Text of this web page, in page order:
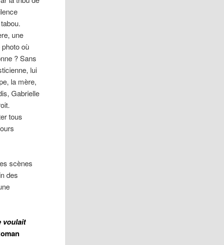
une
où
? Sans
lui
la mère,
Gabrielle
tous
scènes
des
voulait